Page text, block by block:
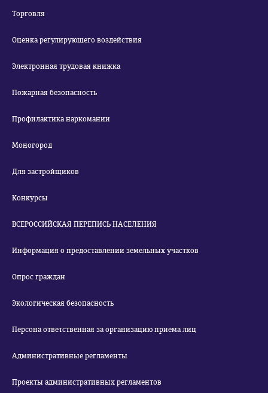
Торговля
Оценка регулирующего воздействия
Электронная трудовая книжка
Пожарная безопасность
Профилактика наркомании
Моногород
Для застройщиков
Конкурсы
ВСЕРОССИЙСКАЯ ПЕРЕПИСЬ НАСЕЛЕНИЯ
Информация о предоставлении земельных участков
Опрос граждан
Экологическая безопасность
Персона ответственная за организацию приема лиц
Административные регламенты
Проекты административных регламентов